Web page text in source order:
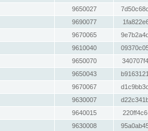
9650027
9690077
9670065
9610040
9650070
9650043
9670067
9630007
9640015
9630008